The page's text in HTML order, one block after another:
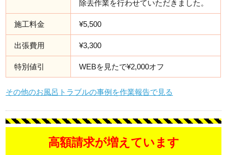
除去作業を行わせていただきました。
施工料金 ¥5,500
出張費用 ¥3,300
特別値引 WEBを見たで¥2,000オフ
その他のお風呂トラブルの事例を作業報告で見る
高額請求が増えています